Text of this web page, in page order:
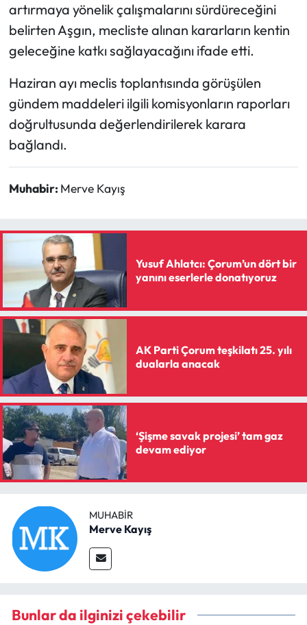
artırmaya yönelik çalışmalarını sürdüreceğini
belirten Aşgın, mecliste alınan kararların kentin
geleceğine katkı sağlayacağını ifade etti.
Haziran ayı meclis toplantısında görüşülen
gündem maddeleri ilgili komisyonların raporları
doğrultusunda değerlendirilerek karara
bağlandı.
Muhabir: Merve Kayış
Yusuf Ahlatcı: Çorum’un dört bir
yanını eserlerle donatıyoruz
AK Parti Çorum teşkilatı 25. yılı
dualarla anacak
‘Şişme savak projesi’ tam gaz
devam ediyor
MUHABIR
Merve Kayış
Bunlar da ilginizi çekebilir
Siyaset
Spor
Sungurlu Haberleri
Turizm
Uğurludağ Haberleri
Yaşam
Yemek Tarifleri
Yerel Haberler